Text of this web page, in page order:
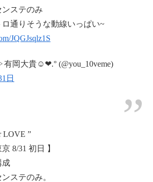
ンステのみ
通りそうな動線いっぱい~
JQGJsqlz1S
岡大貴☺︎❤︎.° (@you_10veme)
日
LOVE ”
京 8/31 初日 】
成
ステのみ。